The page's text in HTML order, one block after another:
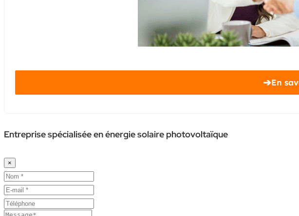
➔En
Entreprise spécialisée en énergie solaire photovoltaïque
×